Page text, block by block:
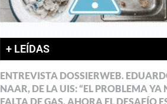
+ LEÍDAS
ENTREVISTA DOSSIERWEB.
NAAR, DE LA UIS: “EL PROBLEMA YA
FALTA DE GAS, AHORA EL DESAFÍO